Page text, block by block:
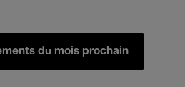
du mois prochain